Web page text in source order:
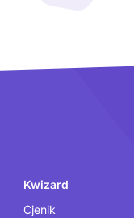
Kwizard
Cjenik